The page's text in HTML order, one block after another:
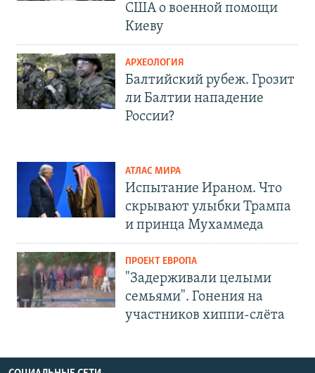
США о военной помощи
Киеву
АРХЕОЛОГИЯ
Балтийский рубеж. Грозит
ли Балтии нападение
России?
АТЛАС МИРА
Испытание Ираном. Что
скрывают улыбки Трампа
и принца Мухаммеда
ПРОЕКТ ЕВРОПА
"Задерживали целыми
семьями". Гонения на
участников хиппи-слёта